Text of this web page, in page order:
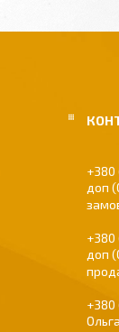
+380
+380
+380